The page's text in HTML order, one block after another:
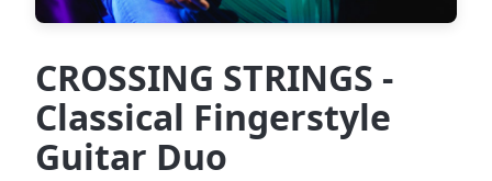
CROSSING STRINGS -
Classical Fingerstyle
Guitar Duo